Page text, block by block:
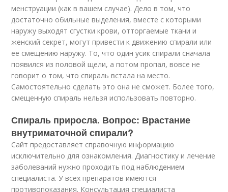
менструации (как в вашем случае). Дело в том, что
достаточно обильные выделения, вместе с которыми
наружу выходят сгустки крови, отторгаемые ткани и
женский секрет, могут привести к движению спирали или
ее смещению наружу. То, что один усик спирали сначала
появился из половой щели, а потом пропал, вовсе не
говорит о том, что спираль встала на место.
Самостоятельно сделать это она не сможет. Более того,
смещенную спираль нельзя использовать повторно.
Спираль приросла. Вопрос: Врастание
внутриматочной спирали?
Сайт предоставляет справочную информацию
исключительно для ознакомления. Диагностику и лечение
заболеваний нужно проходить под наблюдением
специалиста. У всех препаратов имеются
противопоказания. Консультация специалиста